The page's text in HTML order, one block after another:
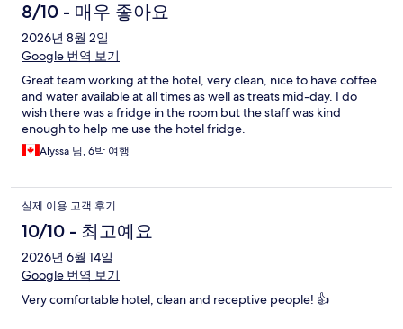
8/10 - 매우 좋아요
2026년 8월 2일
Google 번역 보기
Great team working at the hotel, very clean, nice to have coffee
and water available at all times as well as treats mid-day. I do
wish there was a fridge in the room but the staff was kind
enough to help me use the hotel fridge.
Alyssa 님, 6박 여행
실제 이용 고객 후기
10/10 - 최고예요
2026년 6월 14일
Google 번역 보기
Very comfortable hotel, clean and receptive people! 👍